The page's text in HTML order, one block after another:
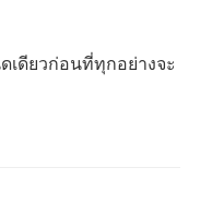
เดียวก่อนที่ทุกอย่างจะ